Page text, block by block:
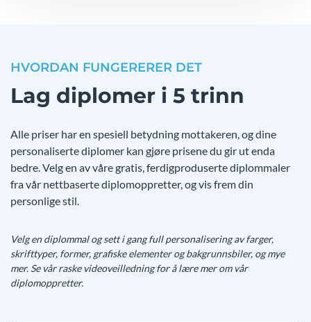
HVORDAN FUNGERERER DET
Lag diplomer i 5 trinn
Alle priser har en spesiell betydning mottakeren, og dine
personaliserte diplomer kan gjøre prisene du gir ut enda
bedre. Velg en av våre gratis, ferdigproduserte diplommaler
fra vår nettbaserte diplomoppretter, og vis frem din
personlige stil.
Velg en diplommal og sett i gang full personalisering av farger,
skrifttyper, former, grafiske elementer og bakgrunnsbiler, og mye
mer. Se vår raske videoveilledning for å lære mer om vår
diplomoppretter.